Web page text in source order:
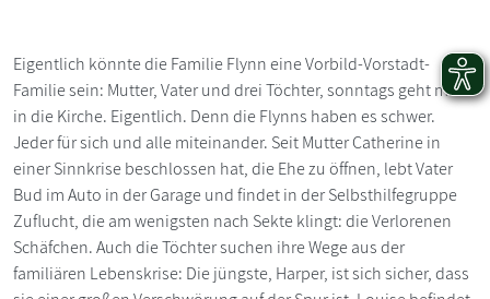
Eigentlich könnte die Familie Flynn eine Vorbild-Vorstadt-
Familie sein: Mutter, Vater und drei Töchter, sonntags geht man
in die Kirche. Eigentlich. Denn die Flynns haben es schwer.
Jeder für sich und alle miteinander. Seit Mutter Catherine in
einer Sinnkrise beschlossen hat, die Ehe zu öffnen, lebt Vater
Bud im Auto in der Garage und findet in der Selbsthilfegruppe
Zuflucht, die am wenigsten nach Sekte klingt: die Verlorenen
Schäfchen. Auch die Töchter suchen ihre Wege aus der
familiären Lebenskrise: Die jüngste, Harper, ist sich sicher, dass